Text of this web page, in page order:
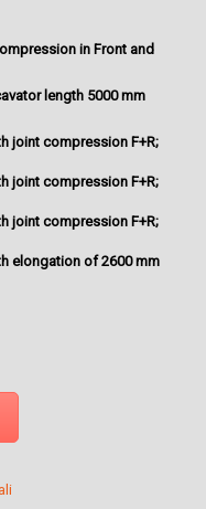
in Front and
length 5000 mm
joint compression F+R;
joint compression F+R;
joint compression F+R;
elongation of 2600 mm